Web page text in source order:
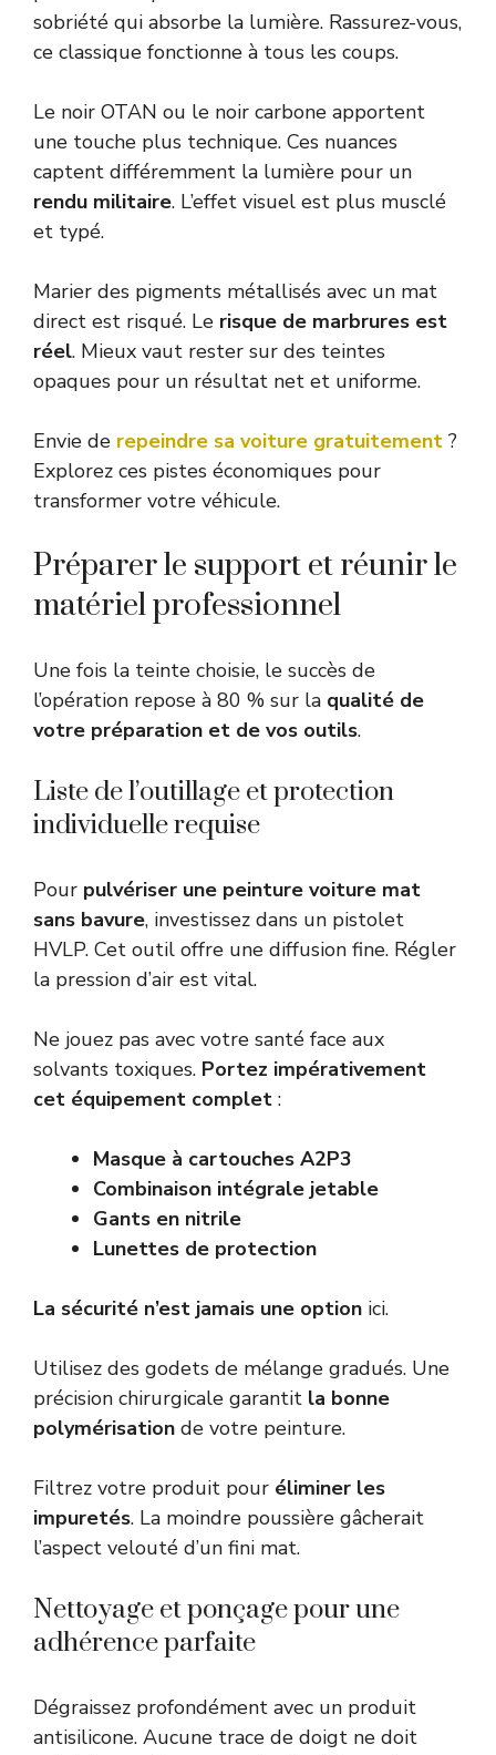
sobriété qui absorbe la lumière. Rassurez-vous,
ce classique fonctionne à tous les coups.
Le noir OTAN ou le noir carbone apportent
une touche plus technique. Ces nuances
captent différemment la lumière pour un
rendu militaire. L’effet visuel est plus musclé
et typé.
Marier des pigments métallisés avec un mat
direct est risqué. Le risque de marbrures est
réel. Mieux vaut rester sur des teintes
opaques pour un résultat net et uniforme.
Envie de repeindre sa voiture gratuitement ?
Explorez ces pistes économiques pour
transformer votre véhicule.
Préparer le support et réunir le
matériel professionnel
Une fois la teinte choisie, le succès de
l’opération repose à 80 % sur la qualité de
votre préparation et de vos outils.
Liste de l’outillage et protection
individuelle requise
Pour pulvériser une peinture voiture mat
sans bavure, investissez dans un pistolet
HVLP. Cet outil offre une diffusion fine. Régler
la pression d’air est vital.
Ne jouez pas avec votre santé face aux
solvants toxiques. Portez impérativement
cet équipement complet :
Masque à cartouches A2P3
Combinaison intégrale jetable
Gants en nitrile
Lunettes de protection
La sécurité n’est jamais une option ici.
Utilisez des godets de mélange gradués. Une
précision chirurgicale garantit la bonne
polymérisation de votre peinture.
Filtrez votre produit pour éliminer les
impuretés. La moindre poussière gâcherait
l’aspect velouté d’un fini mat.
Nettoyage et ponçage pour une
adhérence parfaite
Dégraissez profondément avec un produit
antisilicone. Aucune trace de doigt ne doit